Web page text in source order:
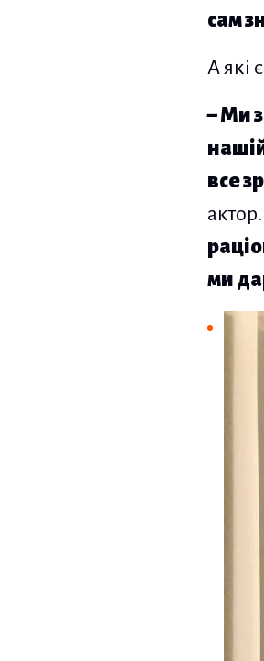
сам
А які
– Ми
все
ми